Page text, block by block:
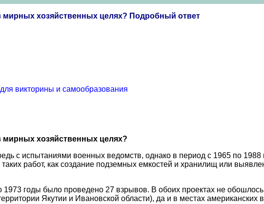
хозяйственных целях? Подробный ответ
викторины и самообразования
хозяйственных целях?
с испытаниями военных ведомств, однако в период с 1965 по
работ, как создание подземных емкостей и хранилищ или
годы было проведено 27 взрывов. В обоих проектах не
Якутии и Ивановской области), да и в местах американских